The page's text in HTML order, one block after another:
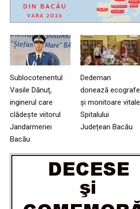
Sublocotenentul
Vasile Dănuț,
inginerul care
clădește viitorul
Jandarmeriei
Bacău
Dedeman
donează ecografe
și monitoare vitale
Spitalului
Județean Bacău